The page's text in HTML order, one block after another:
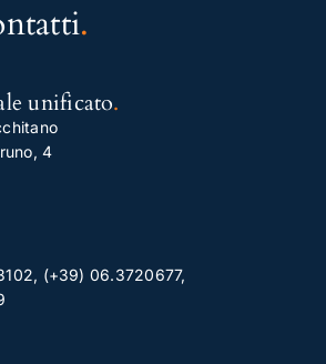
.
unificato.
4
, (+39) 06.3720677,